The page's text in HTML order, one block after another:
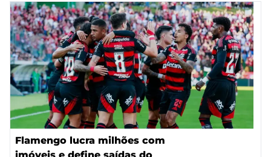
Flamengo lucra milhões com